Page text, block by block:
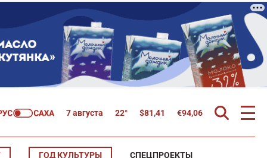
7 августа 22° $81,41 €94,06
ГОД КУЛЬТУРЫ СПЕЦПРОЕКТЫ